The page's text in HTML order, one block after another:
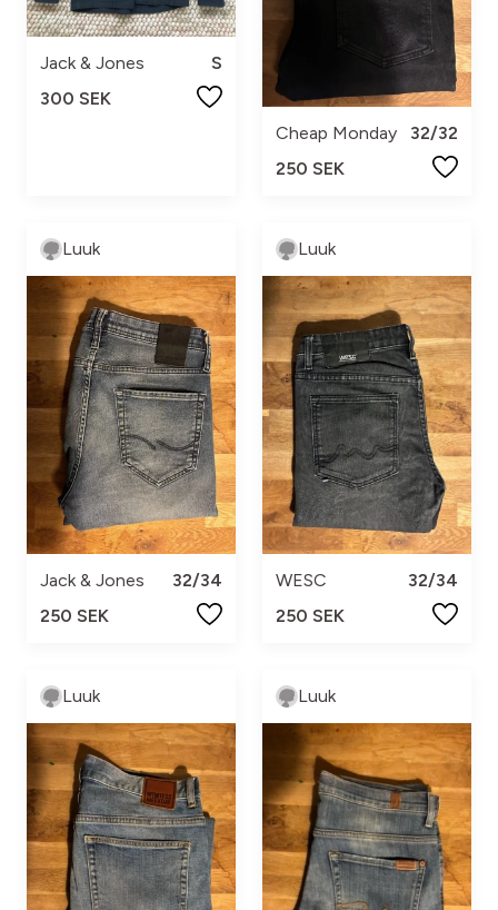
Jack & Jones
S
300 SEK
Cheap Monday
32/32
250 SEK
Luuk
Jack & Jones
32/34
250 SEK
Luuk
WESC
32/34
250 SEK
Luuk Luuk